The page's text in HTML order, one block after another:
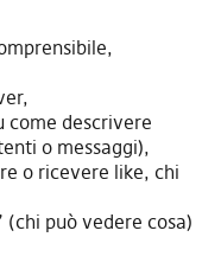
descrivere
o messaggi),
o ricevere like, chi
(chi può vedere cosa)